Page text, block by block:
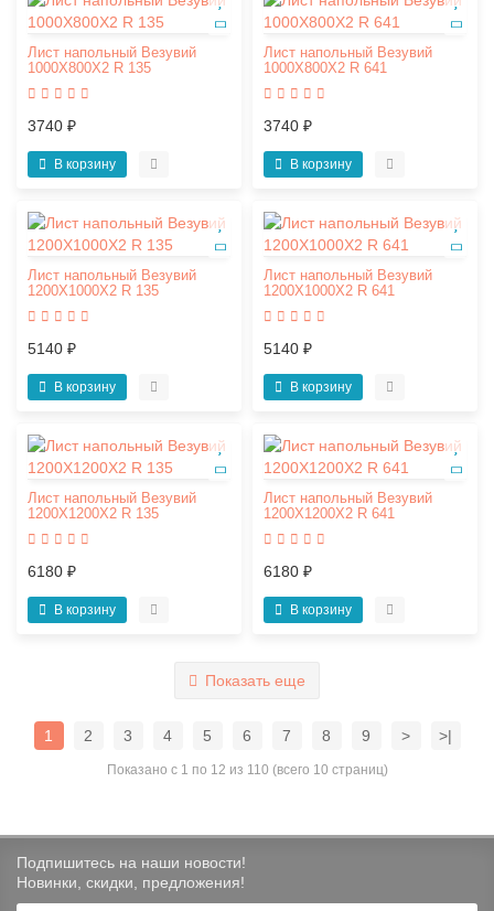
Лист напольный Везувий
1000Х800Х2 R 135
3740 ₽
В корзину
Лист напольный Везувий
1000Х800Х2 R 641
3740 ₽
В корзину
Лист напольный Везувий
1200Х1000Х2 R 135
5140 ₽
В корзину
Лист напольный Везувий
1200Х1000Х2 R 641
5140 ₽
В корзину
Лист напольный Везувий
1200Х1200Х2 R 135
6180 ₽
В корзину
Лист напольный Везувий
1200Х1200Х2 R 641
6180 ₽
В корзину
Показать еще
1 2 3 4 5 6 7 8 9 > >|
Показано с 1 по 12 из 110 (всего 10 страниц)
Подпишитесь на наши новости!
Новинки, скидки, предложения!